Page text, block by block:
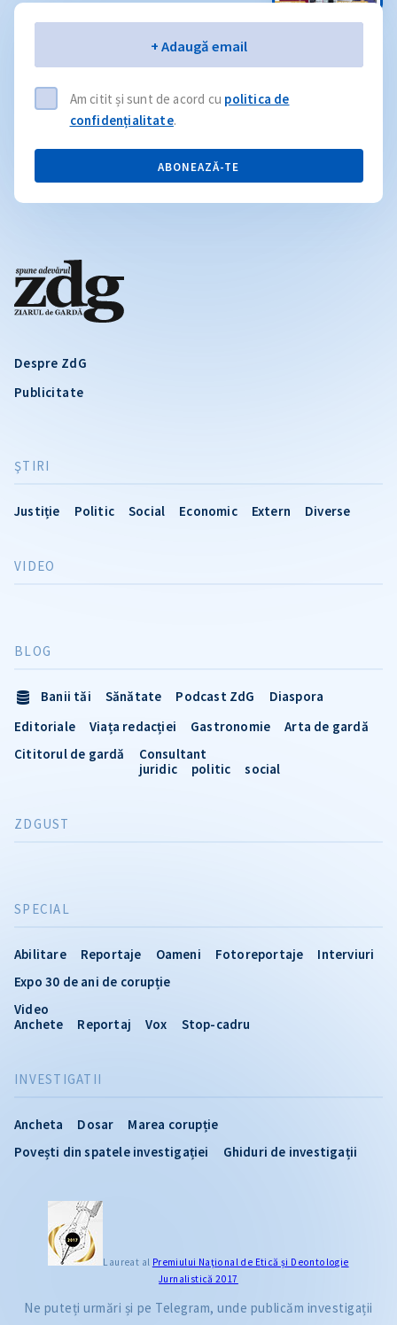
Despre ZdG
Publicitate
ŞTIRI
Justiție Politic Social Economic Extern Diverse
INVESTIGATII
Ancheta Dosar
Marea corupție
Povești din spatele investigației
Ghiduri de investigații
VIDEO
SPECIAL
Abilitare Reportaje Oameni Fotoreportaje
Interviuri
Expo 30 de ani de corupție
Video
Anchete
Reportaj Vox Stop-cadru
BLOG
Banii tăi Sănătate Podcast ZdG
Diaspora
Editoriale
Viața redacției Gastronomie
Arta de gardă
Cititorul de gardă
Consultant
juridic
politic social
ZDGUST
+ Adaugă email
Am citit și sunt de acord cu politica de
confidențialitate.
ABONEAZĂ-TE
Laureat al Premiului Naţional de Etică și Deontologie
Jurnalistică 2017
Ne puteți urmări și pe Telegram, unde publicăm investigații